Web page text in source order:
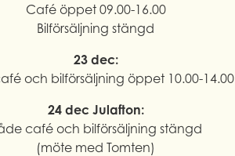
Café öppet 09.00-16.00
Bilförsäljning stängd
23 dec:
och bilförsäljning öppet 10.00-14.00
24 dec Julafton:
café och bilförsäljning stängd
(möte med Tomten)